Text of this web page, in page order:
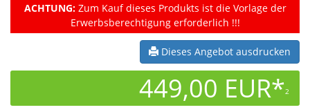
ACHTUNG:Zum Kauf dieses Produkts ist die Vorlage der
Erwerbsberechtigung erforderlich !!!
Dieses Angebot ausdrucken
449,00 EUR*2